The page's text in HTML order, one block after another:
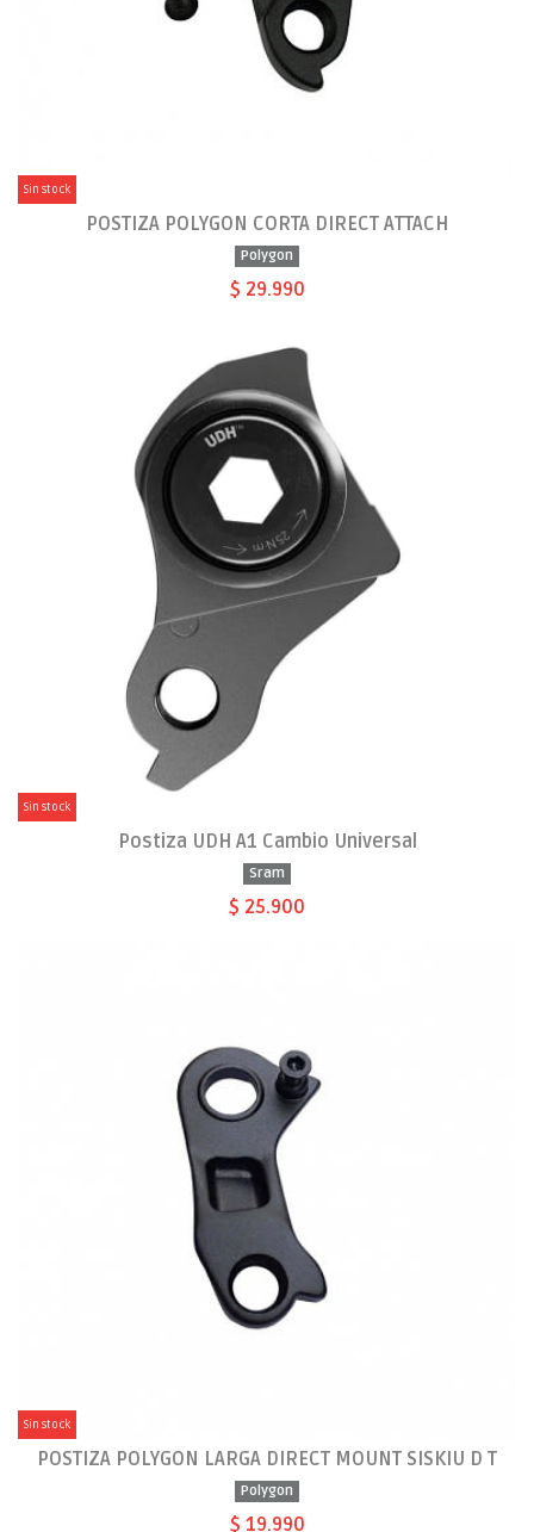
Sin stock
POSTIZA POLYGON CORTA DIRECT ATTACH
Polygon
$ 29.990
Sin stock
Postiza UDH A1 Cambio Universal
Sram
$ 25.900
Sin stock
POSTIZA POLYGON LARGA DIRECT MOUNT SISKIU D T
Polygon
$ 19.990